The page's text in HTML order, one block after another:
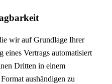
wir auf Grundlage Ihrer
Vertrags automatisiert
Dritten in einem
aushändigen zu